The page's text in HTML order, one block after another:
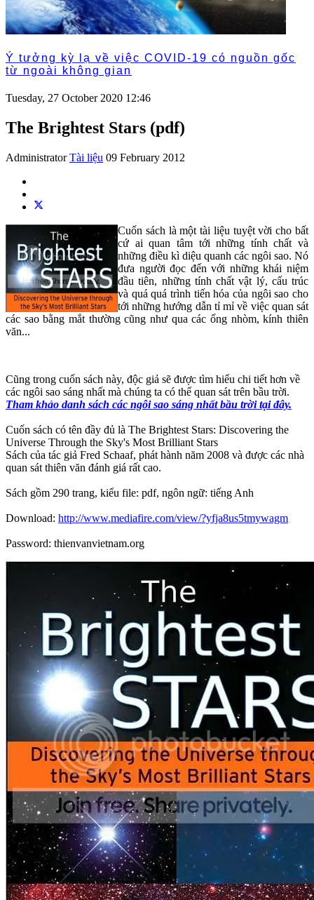
Ý tưởng kỳ lạ về việc COVID-19 có nguồn gốc
từ ngoài không gian
Tuesday, 27 October 2020 12:46
The Brightest Stars (pdf)
Administrator Tài liệu 09 February 2012
Cuốn sách là một tài liệu tuyệt vời cho bất
cứ ai quan tâm tới những tính chất và
những điều kì diệu quanh các ngôi sao. Nó
đưa người đọc đến với những khái niệm
đầu tiên, những tính chất vật lý, cấu trúc
và quá quá trình tiến hóa của ngôi sao cho
tới những hướng dẫn tỉ mỉ về việc quan sát
các sao bằng mắt thường cũng như qua các ống nhòm, kính thiên
văn...
Cũng trong cuốn sách này, độc giả sẽ được tìm hiểu chi tiết hơn về
các ngôi sao sáng nhất mà chúng ta có thể quan sát trên bầu trời.
Tham khảo danh sách các ngôi sao sáng nhất bầu trời tại đây.
Cuốn sách có tên đầy đủ là The Brightest Stars: Discovering the
Universe Through the Sky's Most Brilliant Stars
Sách của tác giả Fred Schaaf, phát hành năm 2008 và được các nhà
quan sát thiên văn đánh giá rất cao.
Sách gồm 290 trang, kiểu file: pdf, ngôn ngữ: tiếng Anh
Download: http://www.mediafire.com/view/?yfja8us5tmywagm
Password: thienvanvietnam.org